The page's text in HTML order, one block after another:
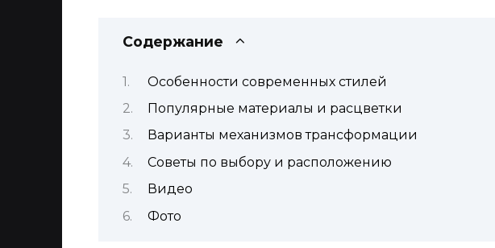
Содержание
Особенности современных стилей
Популярные материалы и расцветки
Варианты механизмов трансформации
Советы по выбору и расположению
Видео
Фото